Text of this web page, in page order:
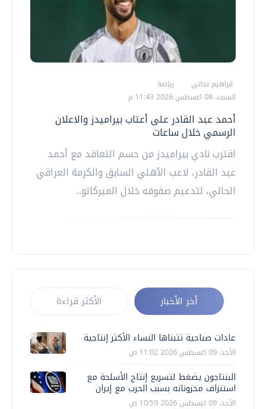
ابراهيم نجاتي
رياضة
السبت، 08 اغسطس 2026 11:43 م
أحمد عبد القادر على أعتاب بيراميدز والاعلان
الرسمي خلال ساعات
اقترب نادي بيراميدز من حسم التعاقد مع أحمد
عبد القادر، لاعب الأهلي السابق والكرمة العراقي
الحالي، لتدعيم صفوفه خلال الميركاتو...
أخر الأخبار الأكثر قراءة
عادات صباحية تتبناها النساء الأكثر إنتاجية
الأحد، 09 اغسطس 2026 11:02 ص
البنتاجون يضغط لتسريع إنتاج الأسلحة مع
استنزاف مخزوناته بسبب الحرب مع إيران
الأحد، 09 اغسطس 2026 10:59 ص